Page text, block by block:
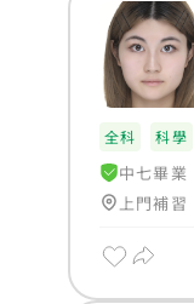
全科 科學
中七畢業
上門補習